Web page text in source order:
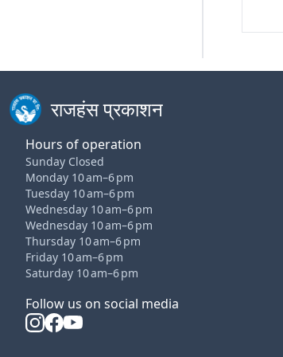
राजहंस प्रकाशन
Hours of operation
Sunday Closed
Monday 10 am–6 pm
Tuesday 10 am–6 pm
Wednesday 10 am–6 pm
Wednesday 10 am–6 pm
Thursday 10 am–6 pm
Friday 10 am–6 pm
Saturday 10 am–6 pm
Follow us on social media